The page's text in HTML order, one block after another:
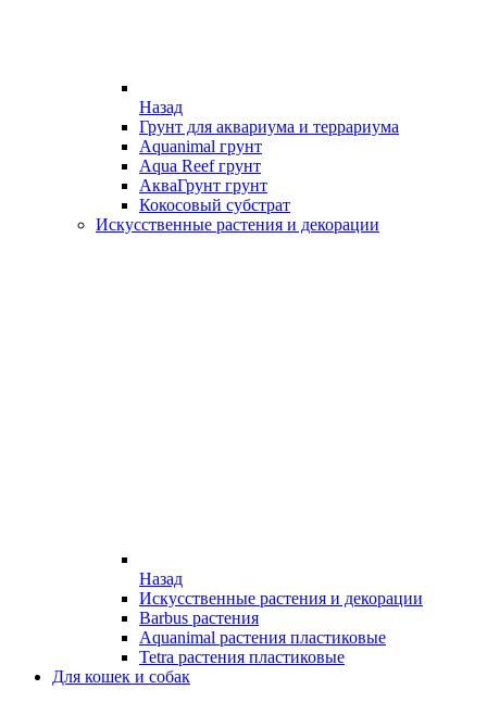
Назад
Грунт для аквариума и террариума
Aquanimal грунт
Aqua Reef грунт
АкваГрунт грунт
Кокосовый субстрат
Искусственные растения и декорации
Назад
Искусственные растения и декорации
Barbus растения
Aquanimal растения пластиковые
Tetra растения пластиковые
Для кошек и собак